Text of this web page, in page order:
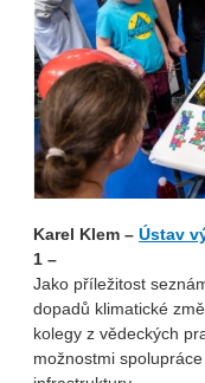
Karel Klem – Ústav
1 –
Jako příležitost
dopadů klimatické
kolegy z vědeckých
možnostmi